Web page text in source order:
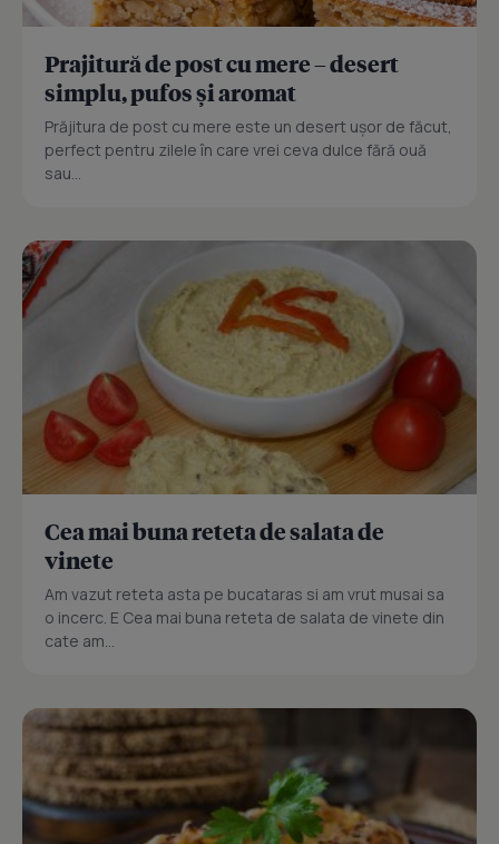
Prajitură de post cu mere – desert
simplu, pufos și aromat
Prăjitura de post cu mere este un desert ușor de făcut,
perfect pentru zilele în care vrei ceva dulce fără ouă
sau...
Cea mai buna reteta de salata de
vinete
Am vazut reteta asta pe bucataras si am vrut musai sa
o incerc. E Cea mai buna reteta de salata de vinete din
cate am...